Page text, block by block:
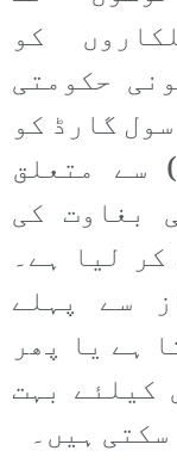
کو
حکومتی
گارڈ کو
سے متعلق
بغاوت کی
لیا ہے۔
سے پہلے
ہے یا پھر
کیلئے بہت
سکتی ہیں۔